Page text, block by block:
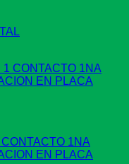
1NA
EN PLACA